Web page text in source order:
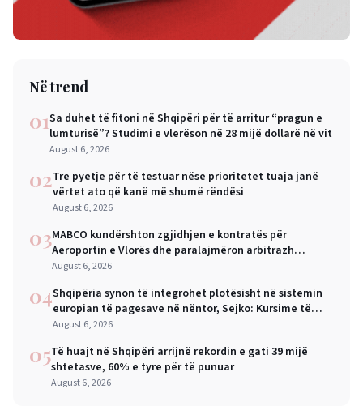
Në trend
01Sa duhet të fitoni në Shqipëri për të arritur “pragun e
lumturisë”? Studimi e vlerëson në 28 mijë dollarë në vit
August 6, 2026
02Tre pyetje për të testuar nëse prioritetet tuaja janë
vërtet ato që kanë më shumë rëndësi
August 6, 2026
03MABCO kundërshton zgjidhjen e kontratës për
Aeroportin e Vlorës dhe paralajmëron arbitrazh
ndërkombëtar
August 6, 2026
04Shqipëria synon të integrohet plotësisht në sistemin
europian të pagesave në nëntor, Sejko: Kursime të
mëdha për qytetarët dhe bizneset
August 6, 2026
05Të huajt në Shqipëri arrijnë rekordin e gati 39 mijë
shtetasve, 60% e tyre për të punuar
August 6, 2026